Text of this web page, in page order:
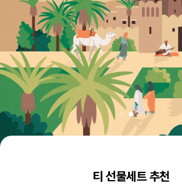
티 선물세트 추천